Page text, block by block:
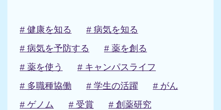
# 健康を知る
# 病気を知る
# 病気を予防する
# 薬を創る
# 薬を使う
# キャンパスライフ
# 多職種協働
# 学生の活躍
# がん
# ゲノム
# 受賞
# 創薬研究